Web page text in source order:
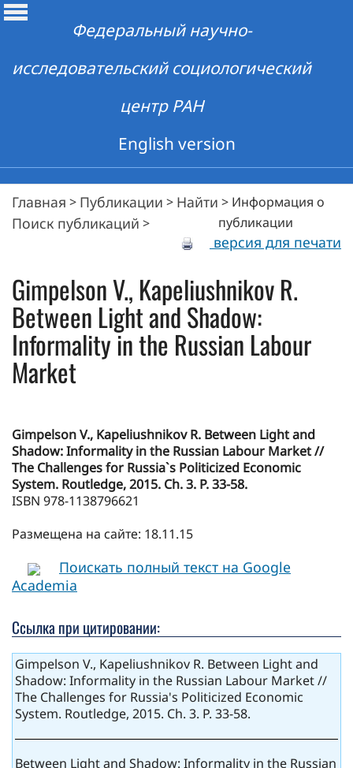
Федеральный научно-
исследовательский социологический
центр РАН
English version
Главная > Публикации > Найти >
Поиск публикаций >
Информация о
публикации
версия для печати
Gimpelson V., Kapeliushnikov R.
Between Light and Shadow:
Informality in the Russian Labour
Market
Gimpelson V., Kapeliushnikov R. Between Light and
Shadow: Informality in the Russian Labour Market //
The Challenges for Russia`s Politicized Economic
System. Routledge, 2015. Ch. 3. P. 33-58.
ISBN 978-1138796621
Размещена на сайте: 18.11.15
Поискать полный текст на Google
Academia
Ссылка при цитировании:
Gimpelson V., Kapeliushnikov R. Between Light and
Shadow: Informality in the Russian Labour Market //
The Challenges for Russia's Politicized Economic
System. Routledge, 2015. Ch. 3. P. 33-58.
Between Light and Shadow: Informality in the Russian